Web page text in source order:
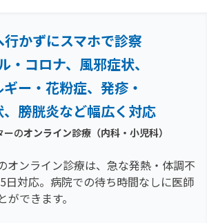
行かずにスマホで診察
・コロナ、風邪症状、
ー・花粉症、 発疹・
膀胱炎など幅広く対応
ーのオンライン診療（内科・小児科）
オンライン診療は、急な発熱・体調不
対応。 病院での待ち時間なしに医師
できます。